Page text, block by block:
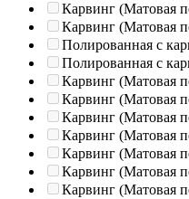
Карвинг (Матовая
Карвинг (Матовая
Полированная c
Полированная c
Карвинг (Матовая
Карвинг (Матовая
Карвинг (Матовая
Карвинг (Матовая
Карвинг (Матовая
Карвинг (Матовая
Карвинг (Матовая